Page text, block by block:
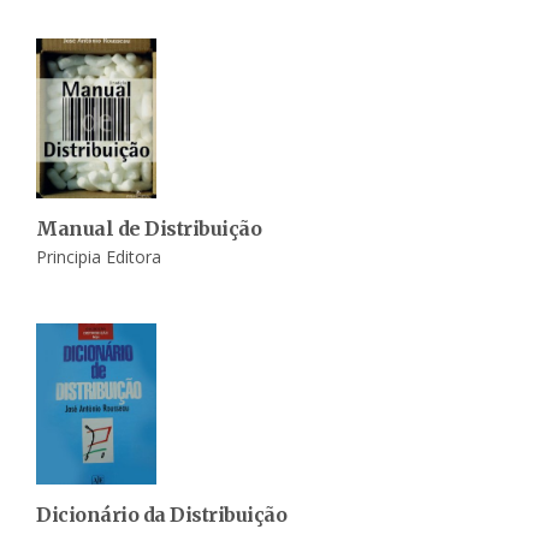
Manual de Distribuição
Principia Editora
Dicionário da Distribuição